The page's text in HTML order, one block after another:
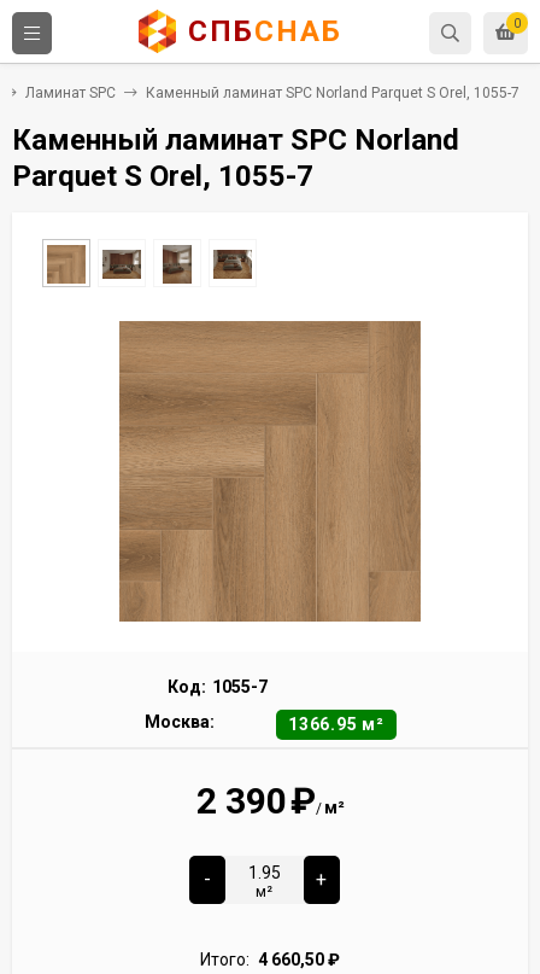
0
СПБСНАБ
Ламинат SPC Каменный ламинат SPC Norland Parquet S Orel, 1055-7
Каменный ламинат SPC Norland
Parquet S Orel, 1055-7
Код: 1055-7
Москва:
1366.95 м²
2 390₽/ м²
-
м²
+
Итого: 4 660,50₽